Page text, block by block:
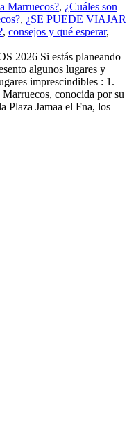
Marruecos?, ¿Cuáles son
, ¿SE PUEDE VIAJAR
, consejos y qué esperar,
2026 Si estás planeando
algunos lugares y
imprescindibles : 1.
conocida por su
Plaza Jamaa el Fna, los